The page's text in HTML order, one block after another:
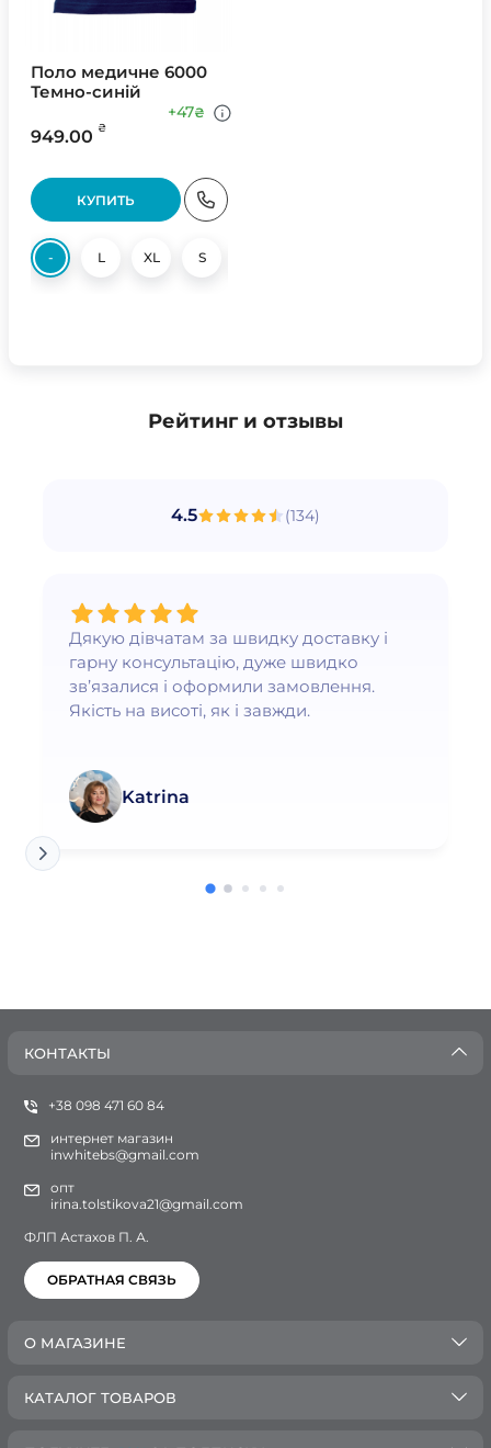
Поло медичне 6000
Темно-синій
949.00 ₴
+47₴
КУПИТЬ
- L XL S
Рейтинг и отзывы
4.5 (134)
Дякую дівчатам за швидку доставку і
гарну консультацію, дуже швидко
зв’язалися і оформили замовлення.
Якість на висоті, як і завжди.
Katrina
КОНТАКТЫ
+38 098 471 60 84
интернет магазин
inwhitebs@gmail.com
опт
irina.tolstikova21@gmail.com
ФЛП Астахов П. А.
ОБРАТНАЯ СВЯЗЬ
О МАГАЗИНЕ
КАТАЛОГ ТОВАРОВ